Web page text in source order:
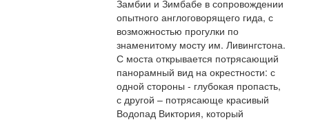
Замбии и Зимбабе в сопровождении
опытного англоговорящего гида, с
возможностью прогулки по
знаменитому мосту им. Ливингстона.
С моста открывается потрясающий
панорамный вид на окрестности: с
одной стороны - глубокая пропасть,
с другой – потрясающе красивый
Водопад Виктория, который